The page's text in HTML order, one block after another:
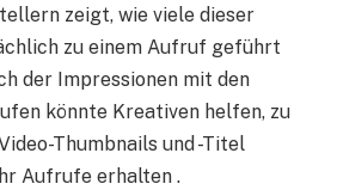
zeigt, wie viele dieser
zu einem Aufruf geführt
der Impressionen mit den
könnte Kreativen helfen, zu
Thumbnails und -Titel
Aufrufe erhalten .